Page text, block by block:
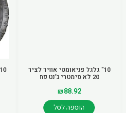
10" גלגל פניאומטי אוויר לציר
20 לא סימטרי ג'נט פח
₪88.92
הוספה לסל